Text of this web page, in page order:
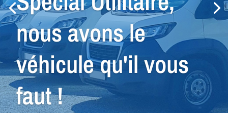
nous avons le
véhicule qu'il vous
faut !